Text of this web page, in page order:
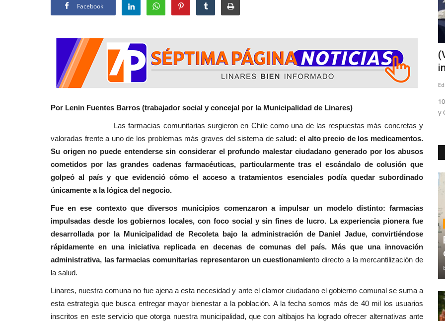
Facebook
Por Lenin Fuentes Barros (trabajador social y concejal por la Municipalidad de Linares)
Las farmacias comunitarias surgieron en Chile como una de las respuestas más concretas y
valoradas frente a uno de los problemas más graves del sistema de salud: el alto precio de los medicamentos.
Su origen no puede entenderse sin considerar el profundo malestar ciudadano generado por los abusos
cometidos por las grandes cadenas farmacéuticas, particularmente tras el escándalo de colusión que
golpeó al país y que evidenció cómo el acceso a tratamientos esenciales podía quedar subordinado
únicamente a la lógica del negocio.
Fue en ese contexto que diversos municipios comenzaron a impulsar un modelo distinto: farmacias
impulsadas desde los gobiernos locales, con foco social y sin fines de lucro. La experiencia pionera fue
desarrollada por la Municipalidad de Recoleta bajo la administración de Daniel Jadue, convirtiéndose
rápidamente en una iniciativa replicada en decenas de comunas del país. Más que una innovación
administrativa, las farmacias comunitarias representaron un cuestionamiento directo a la mercantilización de
la salud.
Linares, nuestra comuna no fue ajena a esta necesidad y ante el clamor ciudadano el gobierno comunal se suma a
esta estrategia que busca entregar mayor bienestar a la población. A la fecha somos más de 40 mil los usuarios
inscritos en este servicio que otorga nuestra municipalidad, que con altibajos ha logrado ofrecer alternativas ante
ChileAtiende Inauguró Centro de
Atención Virtual en San...
Editora Agosto 6, 2026
comunales quienes, encabezados...
(VIDEO) Prisión preventiva para dos
imputados por crimen...
pública
y